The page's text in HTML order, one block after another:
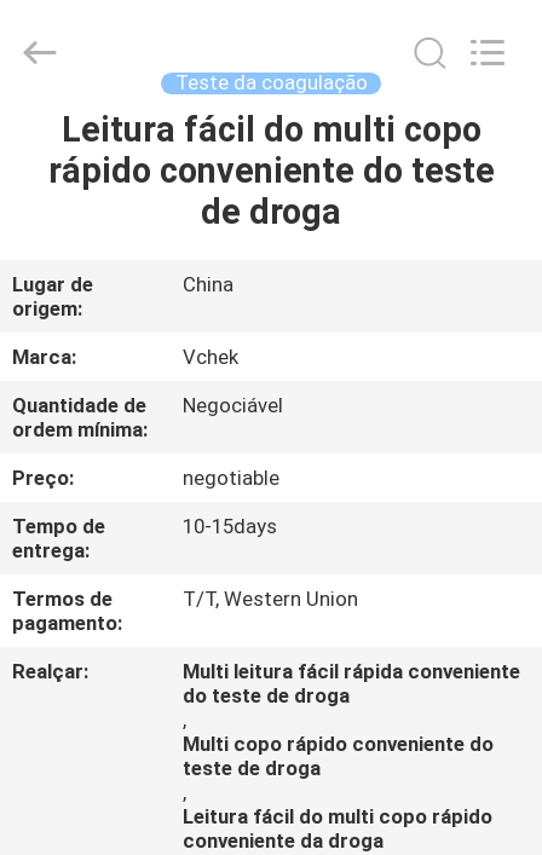
CASA
SOBRE
NÓS
EXCURSÃO
DA
FÁBRICA
CONTROLE
DA
QUALIDADE
CONTACTE-
hCG
vchektest.com.
Teste da coagulação
Leitura fácil do multi copo
rápido conveniente do teste
de droga
Lugar de
origem:
China
Marca:
Vchek
Quantidade de
ordem mínima:
Negociável
Preço:
negotiable
Tempo de
entrega:
10-15days
Termos de
pagamento:
T/T, Western Union
Realçar:
Multi leitura fácil rápida conveniente
do teste de droga
,
Multi copo rápido conveniente do
teste de droga
,
Leitura fácil do multi copo rápido
conveniente da droga